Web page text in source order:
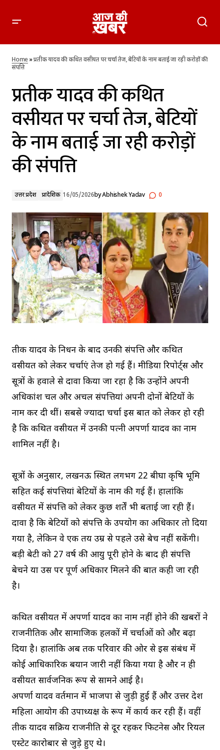
करोड़ों की संपत्ति
Home»प्रतीक यादव की कथित वसीयत पर चर्चा तेज, बेटियों के नाम बताई जा रही करोड़ों की
संपत्ति
प्रतीक यादव की कथित
वसीयत पर चर्चा तेज, बेटियों
के नाम बताई जा रही करोड़ों
की संपत्ति
उत्तर प्रदेश प्रादेशिक 16/05/2026byAbhishek Yadav 0
प्रतीक यादव के निधन के बाद उनकी संपत्ति और कथित
वसीयत को लेकर चर्चाएं तेज हो गई हैं। मीडिया रिपोर्ट्स और
सूत्रों के हवाले से दावा किया जा रहा है कि उन्होंने अपनी
अधिकांश चल और अचल संपत्तियां अपनी दोनों बेटियों के
नाम कर दी थीं। सबसे ज्यादा चर्चा इस बात को लेकर हो रही
है कि कथित वसीयत में उनकी पत्नी अपर्णा यादव का नाम
शामिल नहीं है।
सूत्रों के अनुसार, लखनऊ स्थित लगभग 22 बीघा कृषि भूमि
सहित कई संपत्तियां बेटियों के नाम की गई हैं। हालांकि
वसीयत में संपत्ति को लेकर कुछ शर्तें भी बताई जा रही हैं।
दावा है कि बेटियों को संपत्ति के उपयोग का अधिकार तो दिया
गया है, लेकिन वे एक तय उम्र से पहले उसे बेच नहीं सकेंगी।
बड़ी बेटी को 27 वर्ष की आयु पूरी होने के बाद ही संपत्ति
बेचने या उस पर पूर्ण अधिकार मिलने की बात कही जा रही
है।
कथित वसीयत में अपर्णा यादव का नाम नहीं होने की खबरों ने
राजनीतिक और सामाजिक हलकों में चर्चाओं को और बढ़ा
दिया है। हालांकि अब तक परिवार की ओर से इस संबंध में
कोई आधिकारिक बयान जारी नहीं किया गया है और न ही
वसीयत सार्वजनिक रूप से सामने आई है।
अपर्णा यादव वर्तमान में भाजपा से जुड़ी हुई हैं और उत्तर प्रदेश
महिला आयोग की उपाध्यक्ष के रूप में कार्य कर रही हैं। वहीं
प्रतीक यादव सक्रिय राजनीति से दूर रहकर फिटनेस और रियल
एस्टेट कारोबार से जुड़े हुए थे।